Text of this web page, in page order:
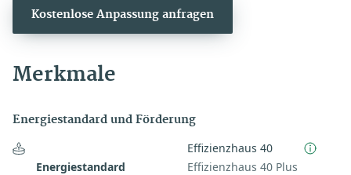
Kostenlose Anpassung anfragen
Merkmale
Energiestandard und Förderung
Energiestandard
Effizienzhaus 40
Effizienzhaus 40 Plus